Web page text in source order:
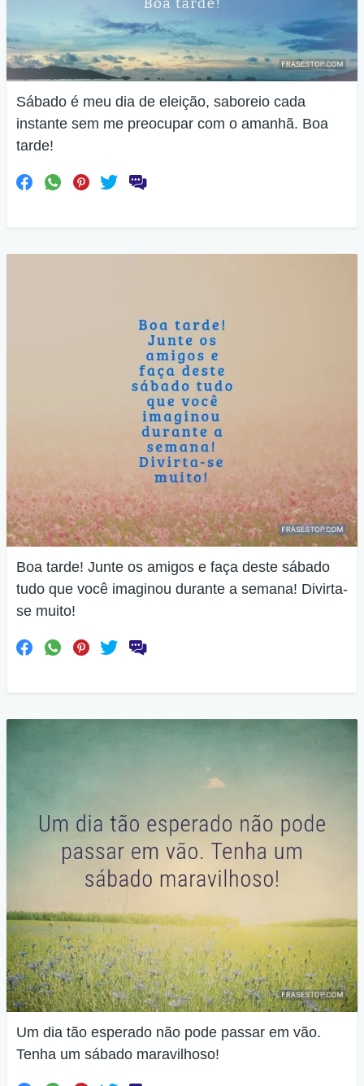
Sábado é meu dia de eleição, saboreio cada
instante sem me preocupar com o amanhã. Boa
tarde!
Boa tarde! Junte os amigos e faça deste sábado
tudo que você imaginou durante a semana! Divirta-
se muito!
Um dia tão esperado não pode passar em vão.
Tenha um sábado maravilhoso!